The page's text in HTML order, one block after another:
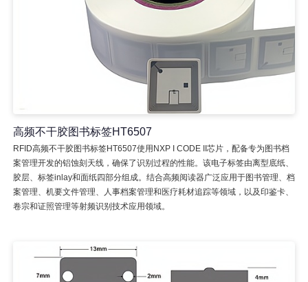
高频不干胶图书标签HT6507
RFID高频不干胶图书标签HT6507使用NXP I CODE II芯片，配备专为图书档
案管理开发的铝蚀刻天线，确保了识别过程的性能。该电子标签由离型底纸、
胶层、标签inlay和面纸四部分组成。结合高频阅读器广泛应用于图书管理、档
案管理、机要文件管理、人事档案管理和医疗耗材追踪等领域，以及印鉴卡、
卷宗和证照管理等射频识别技术应用领域。